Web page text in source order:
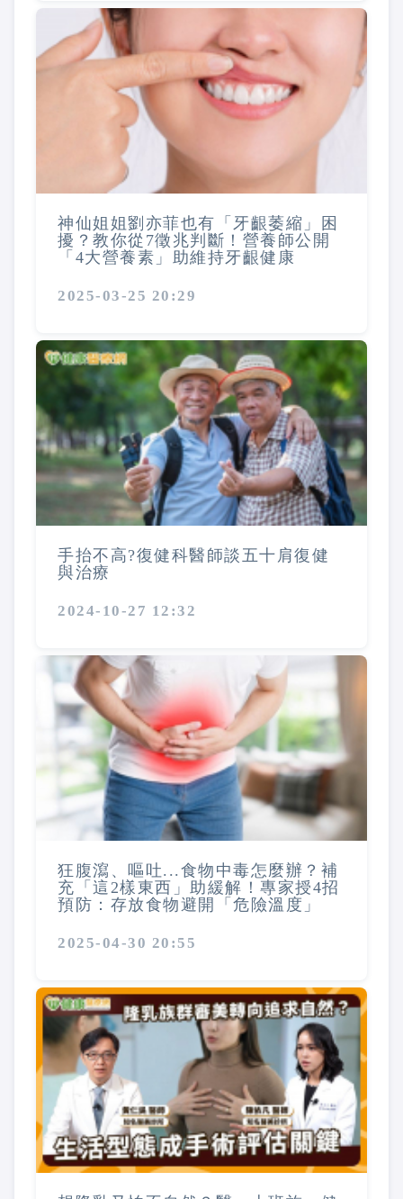
神仙姐姐劉亦菲也有「牙齦萎縮」困
擾？教你從7徵兆判斷！營養師公開
「4大營養素」助維持牙齦健康
2025-03-25 20:29
手抬不高?復健科醫師談五十肩復健
與治療
2024-10-27 12:32
狂腹瀉、嘔吐...食物中毒怎麼辦？補
充「這2樣東西」助緩解！專家授4招
預防：存放食物避開「危險溫度」
2025-04-30 20:55